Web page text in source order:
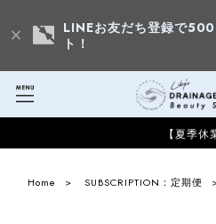
LINEお友だち登録で
ト！
【夏季
Home SUBSCRIPTION：定期便